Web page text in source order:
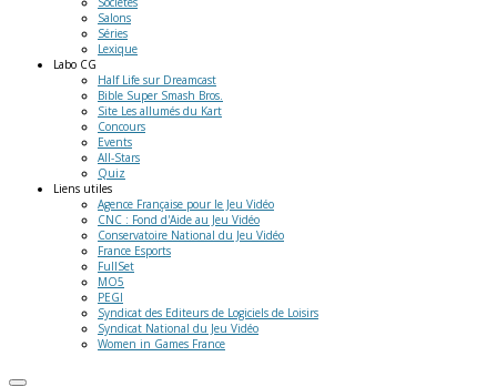
Salons
Séries
Lexique
Labo CG
Half Life sur Dreamcast
Bible Super Smash Bros.
Site Les allumés du Kart
Concours
Events
All-Stars
Quiz
Liens utiles
Agence Française pour le Jeu Vidéo
CNC : Fond d'Aide au Jeu Vidéo
Conservatoire National du Jeu Vidéo
France Esports
FullSet
MO5
PEGI
Syndicat des Editeurs de Logiciels de Loisirs
Syndicat National du Jeu Vidéo
Women in Games France